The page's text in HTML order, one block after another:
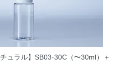
ュラル】SB03-30C（〜30ml）＋